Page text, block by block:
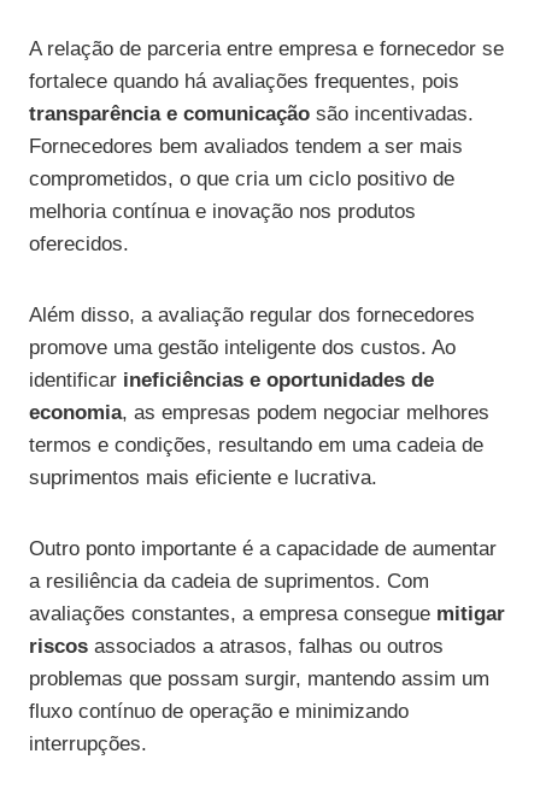
A relação de parceria entre empresa e fornecedor se
fortalece quando há avaliações frequentes, pois
transparência e comunicação são incentivadas.
Fornecedores bem avaliados tendem a ser mais
comprometidos, o que cria um ciclo positivo de
melhoria contínua e inovação nos produtos
oferecidos.
Além disso, a avaliação regular dos fornecedores
promove uma gestão inteligente dos custos. Ao
identificar ineficiências e oportunidades de
economia, as empresas podem negociar melhores
termos e condições, resultando em uma cadeia de
suprimentos mais eficiente e lucrativa.
Outro ponto importante é a capacidade de aumentar
a resiliência da cadeia de suprimentos. Com
avaliações constantes, a empresa consegue mitigar
riscos associados a atrasos, falhas ou outros
problemas que possam surgir, mantendo assim um
fluxo contínuo de operação e minimizando
interrupções.